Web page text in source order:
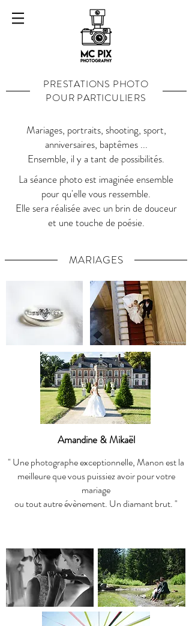
PRESTATIONS PHOTO
POUR PARTICULIERS
Mariages, portraits, shooting, sport,
anniversaires, baptêmes ...
Ensemble, il y a tant de possibilités.
La séance photo est imaginée ensemble
pour qu'elle vous ressemble.
Elle sera réalisée avec un brin de douceur
et une touche de poésie.
MARIAGES
Amandine & Mikaël
" Une photographe exceptionnelle, Manon est la
meilleure que vous puissiez avoir pour votre
mariage
ou tout autre évènement. Un diamant brut. "